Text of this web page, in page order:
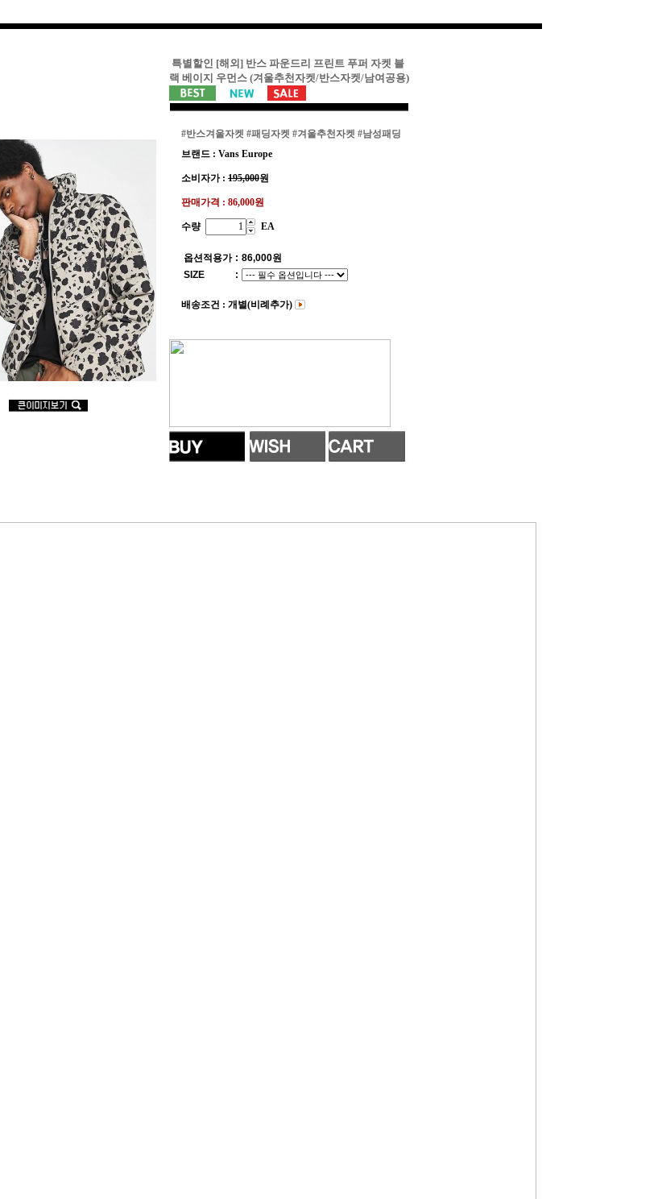
특별할인 [해외] 반스 파운드리 프린트 푸퍼 자켓 블
랙 베이지 우먼스 (겨울추천자켓/반스자켓/남여공용)
#반스겨울자켓 #패딩자켓 #겨울추천자켓 #남성패딩
브랜드 : Vans Europe
소비자가 : 195,000원
판매가격 : 86,000원
수량 EA
옵션적용가 : 86,000원
SIZE
:
배송조건 : 개별(비례추가)